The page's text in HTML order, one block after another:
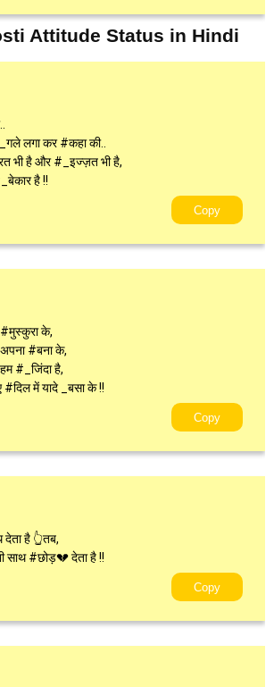
Attitude Status in Hindi
लगा कर #कहा की..
भी है और #_इज्ज़त भी है,
है !!
Copy
#मुस्कुरा के,
अपना #बना के,
#_जिंदा है,
में यादे _बसा के !!
Copy
देता है 👆तब,
साथ #छोड़💔 देता है !!
Copy